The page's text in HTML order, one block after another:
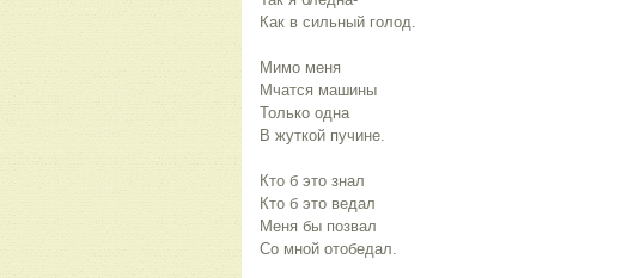
Как в сильный голод.
Мимо меня
Мчатся машины
Только одна
В жуткой пучине.
Кто б это знал
Кто б это ведал
Меня бы позвал
Со мной отобедал.